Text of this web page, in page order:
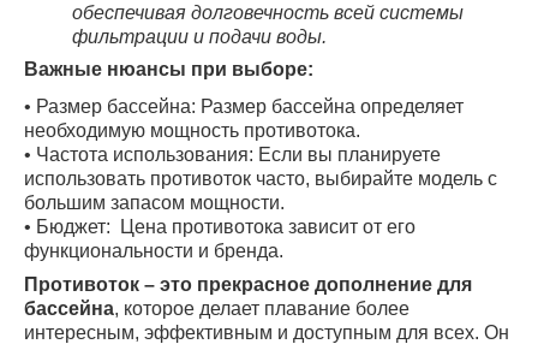
обеспечивая долговечность всей системы
фильтрации и подачи воды.
Важные нюансы при выборе:
• Размер бассейна: Размер бассейна определяет
необходимую мощность противотока.
• Частота использования: Если вы планируете
использовать противоток часто, выбирайте модель с
большим запасом мощности.
• Бюджет: Цена противотока зависит от его
функциональности и бренда.
Противоток – это прекрасное дополнение для
бассейна, которое делает плавание более
интересным, эффективным и доступным для всех. Он